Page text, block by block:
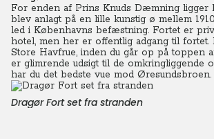
For enden af Prins Knuds Dæmning ligger
blev anlagt på en lille kunstig ø mellem
led i Københavns befæstning. Fortet er
hotel, men her er offentlig adgang til fortet.
Store Havfrue, inden du går op på toppen
er glimrende udsigt til de omkringliggende
har du det bedste vue mod Øresundsbroen.
Dragør Fort set fra stranden